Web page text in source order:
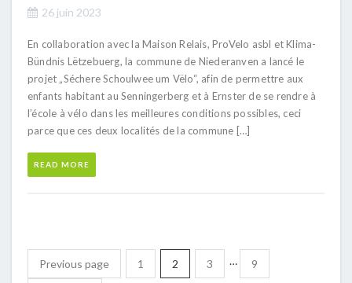
26 juin 2023
En collaboration avec la Maison Relais, ProVelo asbl et Klima-
Bündnis Lëtzebuerg, la commune de Niederanven a lancé le
projet „Séchere Schoulwee um Vëlo“, afin de permettre aux
enfants habitant au Senningerberg et à Ernster de se rendre à
l’école à vélo dans les meilleures conditions possibles, ceci
parce que ces deux localités de la commune […]
READ MORE
Previous page 1 2 3 … 9